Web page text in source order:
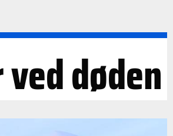
døden